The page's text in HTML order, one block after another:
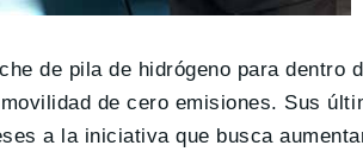
de pila de hidrógeno para dentro
de cero emisiones. Sus
a la iniciativa que busca